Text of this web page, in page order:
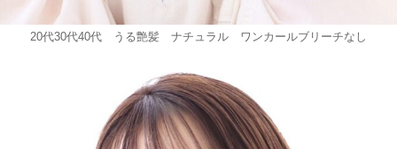
20代30代40代 うる艶髪 ナチュラル ワンカールブリーチなし